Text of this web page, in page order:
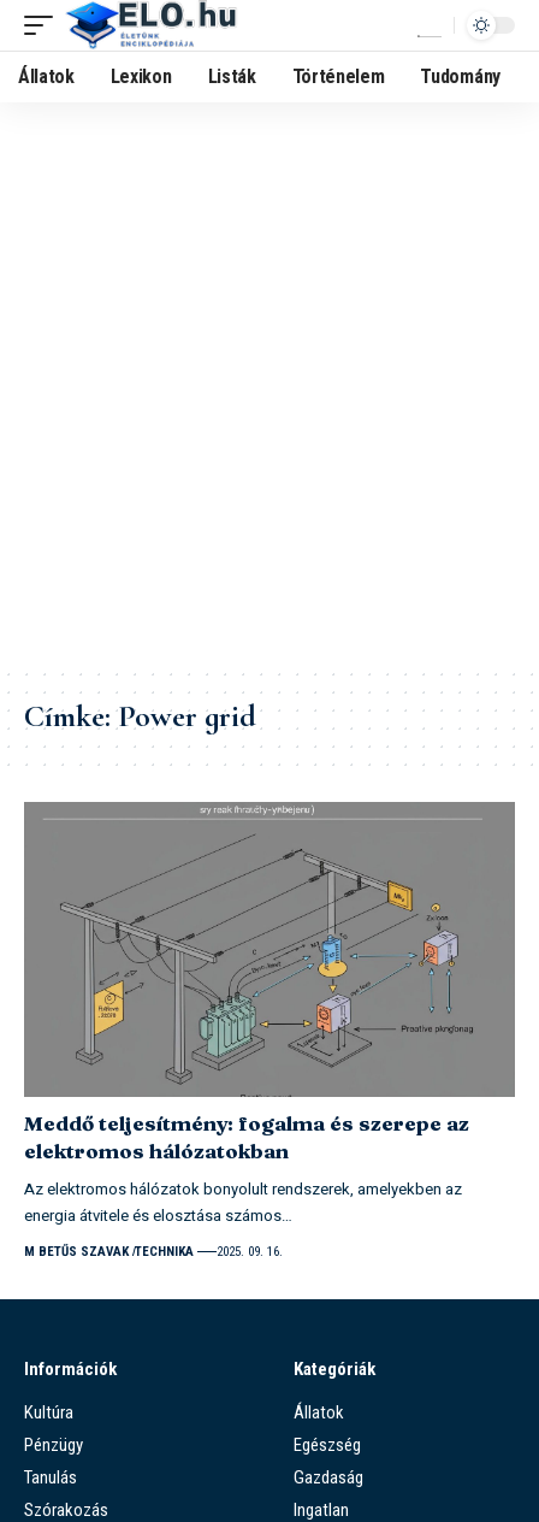
Állatok Lexikon Listák Történelem Tudomány
Címke:Power grid
Meddő teljesítmény: fogalma és szerepe az
elektromos hálózatokban
Az elektromos hálózatok bonyolult rendszerek, amelyekben az
energia átvitele és elosztása számos…
M BETŰS SZAVAK TECHNIKA 2025. 09. 16.
Információk
Kultúra
Pénzügy
Tanulás
Szórakozás
Kategóriák
Állatok
Egészség
Gazdaság
Ingatlan